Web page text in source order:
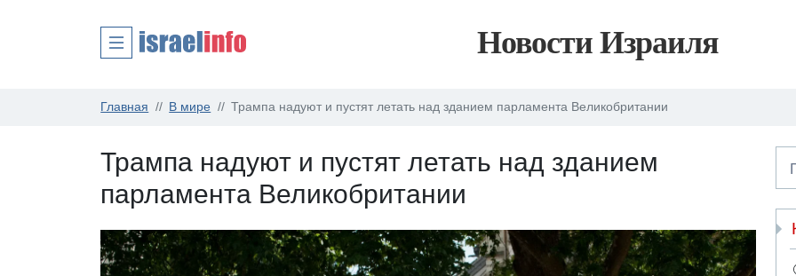
Новости Израиля
Главная В мире Трампа надуют и пустят летать над зданием парламента Великобритании
Трампа надуют и пустят летать над зданием
парламента Великобритании